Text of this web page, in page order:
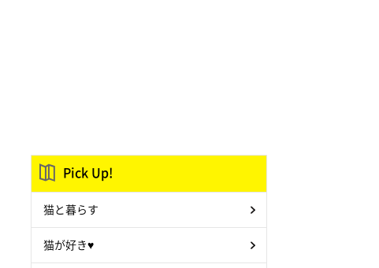
Pick Up!
猫と暮らす
猫が好き♥